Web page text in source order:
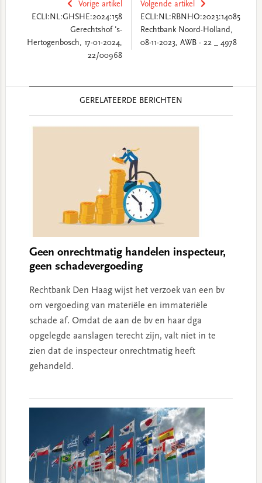
Vorige artikel
ECLI:NL:GHSHE:2024:158
Gerechtshof 's-
Hertogenbosch, 17-01-2024,
22/00968
Volgende artikel
ECLI:NL:RBNHO:2023:14085
Rechtbank Noord-Holland,
08-11-2023, AWB - 22 _ 4978
GERELATEERDE BERICHTEN
Geen onrechtmatig handelen inspecteur,
geen schadevergoeding
Rechtbank Den Haag wijst het verzoek van een bv
om vergoeding van materiële en immateriële
schade af. Omdat de aan de bv en haar dga
opgelegde aanslagen terecht zijn, valt niet in te
zien dat de inspecteur onrechtmatig heeft
gehandeld.